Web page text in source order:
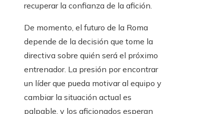
recuperar la confianza de la afición.
De momento, el futuro de la Roma
depende de la decisión que tome la
directiva sobre quién será el próximo
entrenador. La presión por encontrar
un líder que pueda motivar al equipo y
cambiar la situación actual es
palpable, y los aficionados esperan